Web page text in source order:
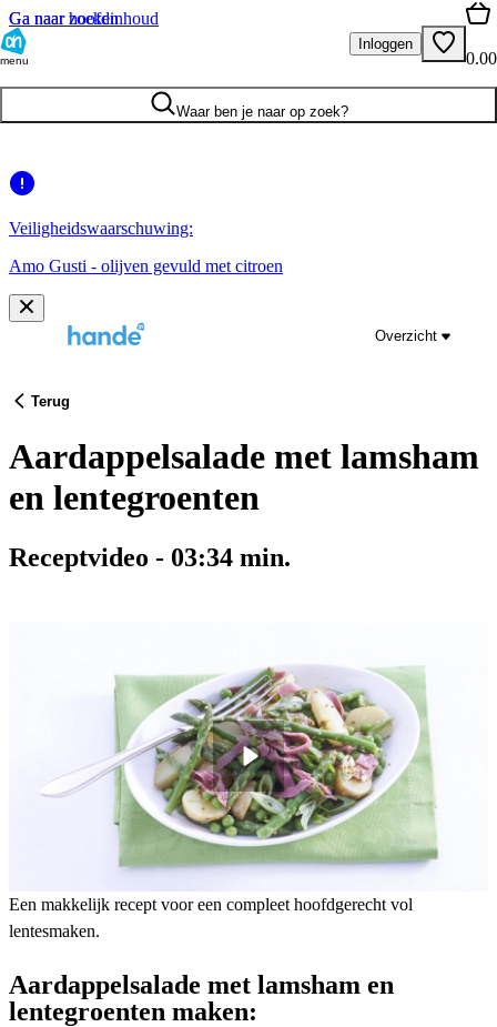
Ga naar hoofdinhoud
Ga naar zoeken
menu
Inloggen
0.00
Waar ben je naar op zoek?
Veiligheidswaarschuwing:
Amo Gusti - olijven gevuld met citroen
Overzicht
Terug
Aardappelsalade met lamsham
en lentegroenten
Receptvideo - 03:34 min.
Een makkelijk recept voor een compleet hoofdgerecht vol
lentesmaken.
Aardappelsalade met lamsham en
lentegroenten maken: